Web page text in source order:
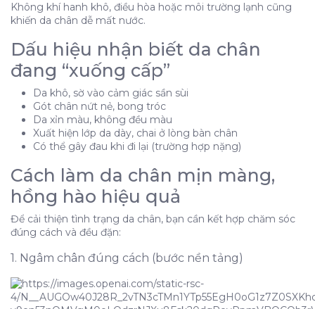
5. Chăm sóc từ bên trong
6. Bảo vệ da chân hằng ngày
Khi nào cần đi spa hoặc điều trị chuyên sâu?
Không khí hanh khô, điều hòa hoặc môi trường lạnh cũng
khiến da chân dễ mất nước.
Dấu hiệu nhận biết da chân
đang “xuống cấp”
Da khô, sờ vào cảm giác sần sùi
Gót chân nứt nẻ, bong tróc
Da xỉn màu, không đều màu
Xuất hiện lớp da dày, chai ở lòng bàn chân
Có thể gây đau khi đi lại (trường hợp nặng)
Cách làm da chân mịn màng,
hồng hào hiệu quả
Để cải thiện tình trạng da chân, bạn cần kết hợp chăm sóc
đúng cách và đều đặn:
1. Ngâm chân đúng cách (bước nền tảng)